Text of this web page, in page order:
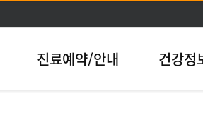
본문바로가기
진료예약/안내 건강정